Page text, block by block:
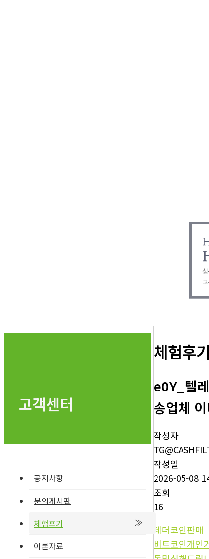
고객센터
공지사항
문의게시판
체험후기
이론자료
체험후기
e0Y_텔
송업체
작성자
작성일
2026-05-08
조회
16
테더코인판매
비트코인개인